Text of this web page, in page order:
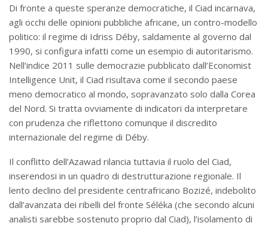
Di fronte a queste speranze democratiche, il Ciad incarnava,
agli occhi delle opinioni pubbliche africane, un contro-modello
politico: il regime di Idriss Déby, saldamente al governo dal
1990, si configura infatti come un esempio di autoritarismo.
Nell’indice 2011 sulle democrazie pubblicato dall’Economist
Intelligence Unit, il Ciad risultava come il secondo paese
meno democratico al mondo, sopravanzato solo dalla Corea
del Nord. Si tratta ovviamente di indicatori da interpretare
con prudenza che riflettono comunque il discredito
internazionale del regime di Déby.
Il conflitto dell’Azawad rilancia tuttavia il ruolo del Ciad,
inserendosi in un quadro di destrutturazione regionale. Il
lento declino del presidente centrafricano Bozizé, indebolito
dall’avanzata dei ribelli del fronte Séléka (che secondo alcuni
analisti sarebbe sostenuto proprio dal Ciad), l’isolamento di